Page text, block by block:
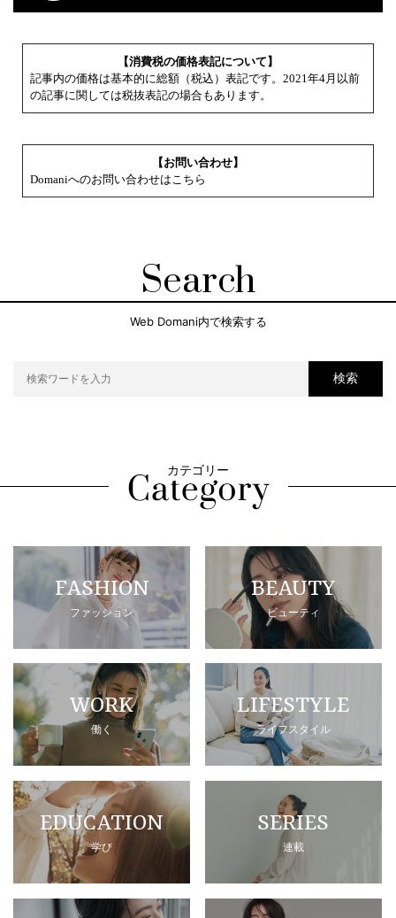
【消費税の価格表記について】
記事内の価格は基本的に総額（税込）表記です。2021年4月以前
の記事に関しては税抜表記の場合もあります。
【お問い合わせ】
Domaniへのお問い合わせはこちら
Search
Web Domani内で検索する
検索
カテゴリー
FASHION
ファッション
BEAUTY
ビューティ
WORK
働く
LIFESTYLE
ライフスタイル
EDUCATION
学び
SERIES
連載